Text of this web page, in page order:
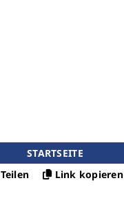
STARTSEITE
Teilen
Link kopieren